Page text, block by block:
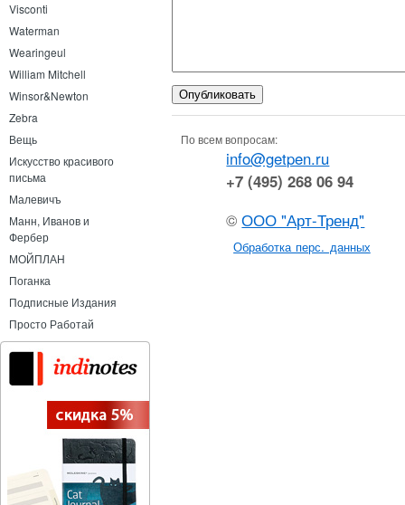
Visconti
Waterman
Wearingeul
William Mitchell
Winsor&Newton
Zebra
Вещь
Искусство красивого
письма
Малевичъ
Манн, Иванов и
Фербер
МОЙПЛАН
Поганка
Подписные Издания
Просто Работай
По всем вопросам:
info@getpen.ru
+7 (495) 268 06 94
©ООО "Арт-Тренд"
Обработка перс. данных